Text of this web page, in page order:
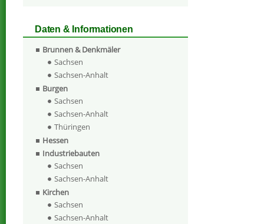
Daten & Informationen
Brunnen & Denkmäler
Sachsen
Sachsen-Anhalt
Burgen
Sachsen
Sachsen-Anhalt
Thüringen
Hessen
Industriebauten
Sachsen
Sachsen-Anhalt
Kirchen
Sachsen
Sachsen-Anhalt